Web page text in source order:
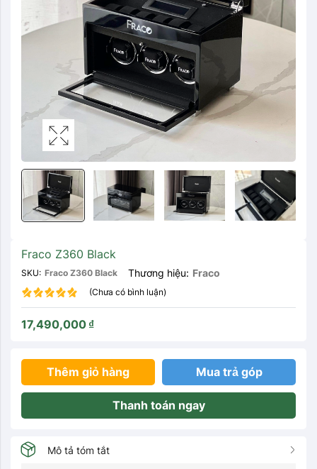
Fraco Z360 Black
SKU: Fraco Z360 Black Thương hiệu: Fraco
(Chưa có bình luận)
17,490,000 ₫
Thêm giỏ hàng Mua trả góp
Thanh toán ngay
Mô tả tóm tắt